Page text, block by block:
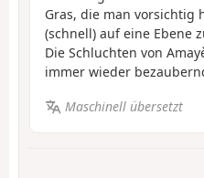
Gras, die man vorsichtig
(schnell) auf eine Ebene
Die Schluchten von
immer wieder
Maschinell übersetzt